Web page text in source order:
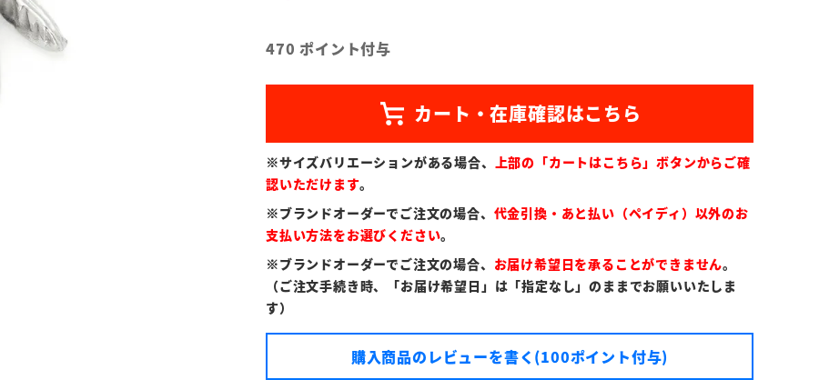
470 ポイント付与
※サイズバリエーションがある場合、
上部の「カートはこちら」ボタンからご確
認いただけます。
※ブランドオーダーでご注文の場合、 代金引換・あと払い（ペイディ）以外のお
支払い方法をお選びください。
※ブランドオーダーでご注文の場合、 お届け希望日を承ることができません。
（ご注文手続き時、「お届け希望日」は「指定なし」のままでお願いいたしま
す）
購入商品のレビューを書く(100ポイント付与)